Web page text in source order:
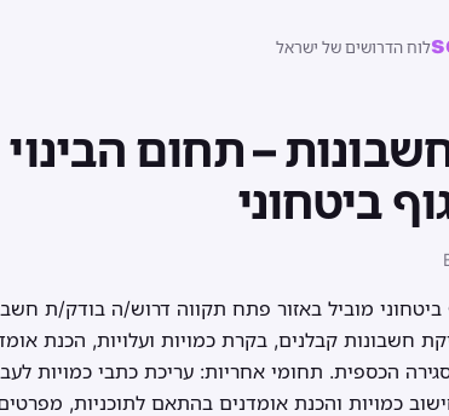
לוח הדרושים של ישראל
ביטחוני
מוביל באזור פתח תקווה דרוש/ה בודק/ת
חשבונות קבלנים, בקרת כמויות ועלויות, הכנת
הכספית. תחומי אחריות: עריכת כתבי כמויות
כמויות והכנת אומדנים בהתאם לתוכניות,